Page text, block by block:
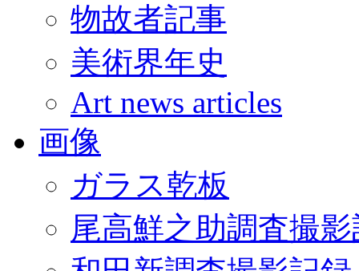
物故者記事
美術界年史
Art news articles
画像
ガラス乾板
尾高鮮之助調査撮